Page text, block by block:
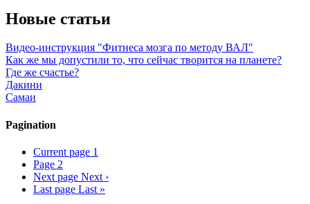
Новые статьи
Видео-инструкция "Фитнеса мозга по методу ВАЛ"
Как же мы допустили то, что сейчас творится на планете?
Где же счастье?
Дакини
Самаи
Pagination
Current page 1
Page 2
Next page Next ›
Last page Last »